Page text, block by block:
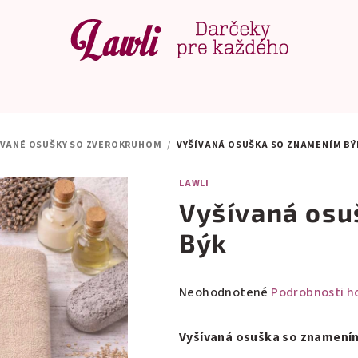
OSUŠKY SO ZVEROKRUHOM / VYŠÍVANÁ OSUŠKA SO ZNAMENÍM
LAWLI
Vyšívaná
Býk
Priemerné
produktu
je
Neohodnotené Podrobnosti
Vyšívaná osuška so